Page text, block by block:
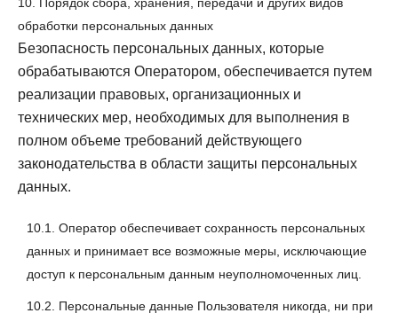
обработки персональных данных
Безопасность персональных данных, которые
обрабатываются Оператором, обеспечивается путем
реализации правовых, организационных и
технических мер, необходимых для выполнения в
полном объеме требований действующего
законодательства в области защиты персональных
данных.
10.1. Оператор обеспечивает сохранность персональных
данных и принимает все возможные меры, исключающие
доступ к персональным данным неуполномоченных лиц.
10.2. Персональные данные Пользователя никогда, ни при